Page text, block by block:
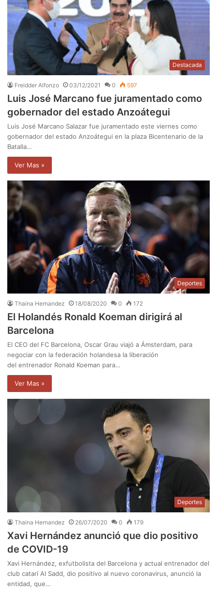
Destacada
Freidder Alfonzo 03/12/2021 0 597
Luis José Marcano fue juramentado como
gobernador del estado Anzoátegui
Luis José Marcano Salazar fue juramentado este viernes como
gobernador del estado Anzoátegui en la plaza Bicentenario de la
Batalla…
Ver Mas »
Deportes
Thaina Hernandez 18/08/2020 0 172
El Holandés Ronald Koeman dirigirá al
Barcelona
El CEO del FC Barcelona, Oscar Grau viajó a Ámsterdam, para
negociar con la federación holandesa la liberación
del entrenador Ronald Koeman para…
Ver Mas »
Deportes
Thaina Hernandez 26/07/2020 0 179
Xavi Hernández anunció que dio positivo
de COVID-19
Xavi Hernández, exfutbolista del Barcelona y actual entrenador del
club catarí Al Sadd, dio positivo al nuevo coronavirus, anunció la
entidad, que…